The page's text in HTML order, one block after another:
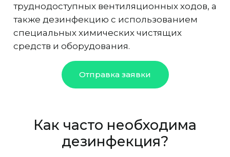
труднодоступных вентиляционных ходов, а
также дезинфекцию с использованием
специальных химических чистящих
средств и оборудования.
Отправка заявки
Как часто необходима
дезинфекция?